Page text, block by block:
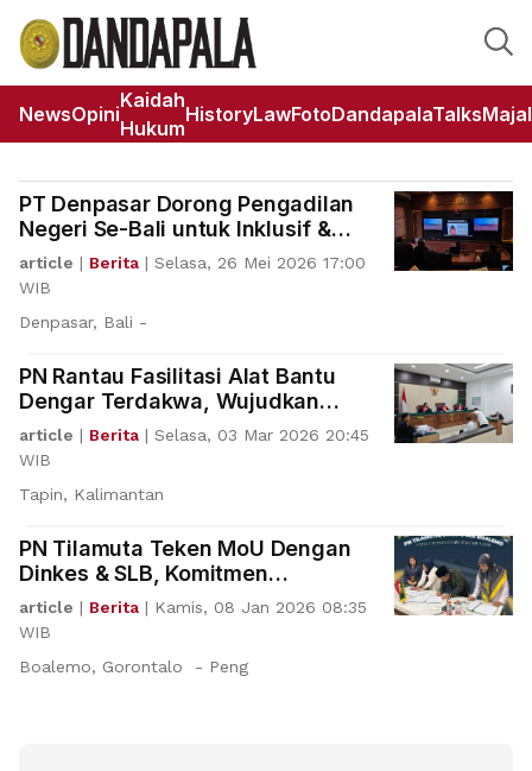
NewsOpini
Kaidah
Hukum
HistoryLawFotoDandapalaTalks
PT Denpasar Dorong Pengadilan
Negeri Se-Bali untuk Inklusif &
Bebas Diskriminasi
article | Berita | Selasa, 26 Mei 2026 17:00
WIB
Denpasar, Bali -
PN Rantau Fasilitasi Alat Bantu
Dengar Terdakwa, Wujudkan
Peradilan Inklusif
article | Berita | Selasa, 03 Mar 2026 20:45
WIB
Tapin, Kalimantan
PN Tilamuta Teken MoU Dengan
Dinkes & SLB, Komitmen
Wujudkan Peradilan Inklusif
article | Berita | Kamis, 08 Jan 2026 08:35
WIB
Boalemo, Gorontalo - Peng